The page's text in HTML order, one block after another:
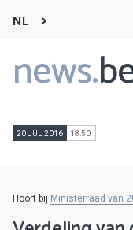
NL
news.
Main
navigation
20 JUL 2016 18:50
Hoort bij Ministerraad van